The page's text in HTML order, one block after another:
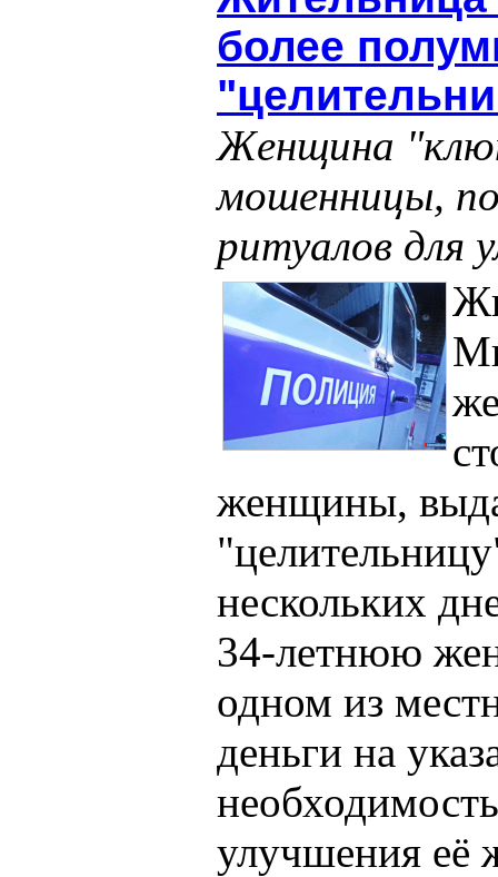
более
Женщина
мошенницы,
ритуалов для
женщины,
нескольких
34-летнюю
одном из
деньги на
улучшения её